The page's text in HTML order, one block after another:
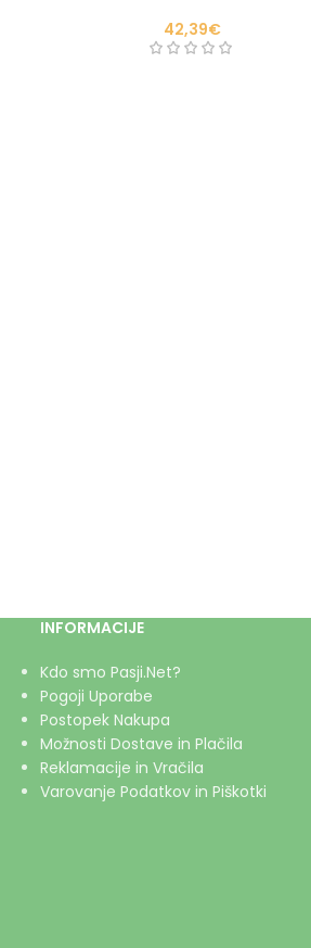
42,39€
INFORMACIJE
Kdo smo Pasji.Net?
Pogoji Uporabe
Postopek Nakupa
Možnosti Dostave in Plačila
Reklamacije in Vračila
Varovanje Podatkov in Piškotki